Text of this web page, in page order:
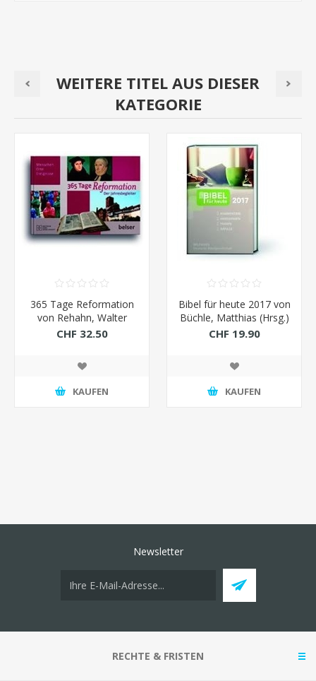
WEITERE TITEL AUS DIESER
KATEGORIE
365 Tage Reformation
von Rehahn, Walter
Martin
CHF 32.50
KAUFEN
Bibel für heute 2017 von
Büchle, Matthias (Hrsg.)
CHF 19.90
KAUFEN
Newsletter
RECHTE & FRISTEN